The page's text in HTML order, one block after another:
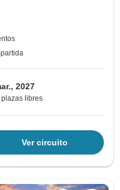
2027
libres
Ver circuito